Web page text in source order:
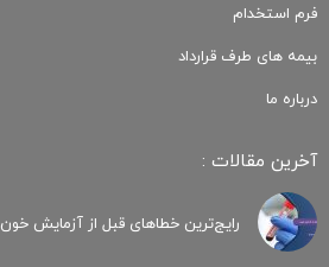
فرم استخدام
بیمه های طرف قرارداد
درباره ما
آخرین مقالات :
رایج‌ترین خطاهای قبل از آزمایش خون